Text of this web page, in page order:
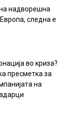
надворешна
следна е
во криза?
пресметка за
на